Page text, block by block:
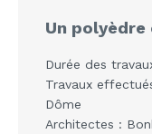
Un polyèdre
Durée des
Travaux
Dôme
Architectes :